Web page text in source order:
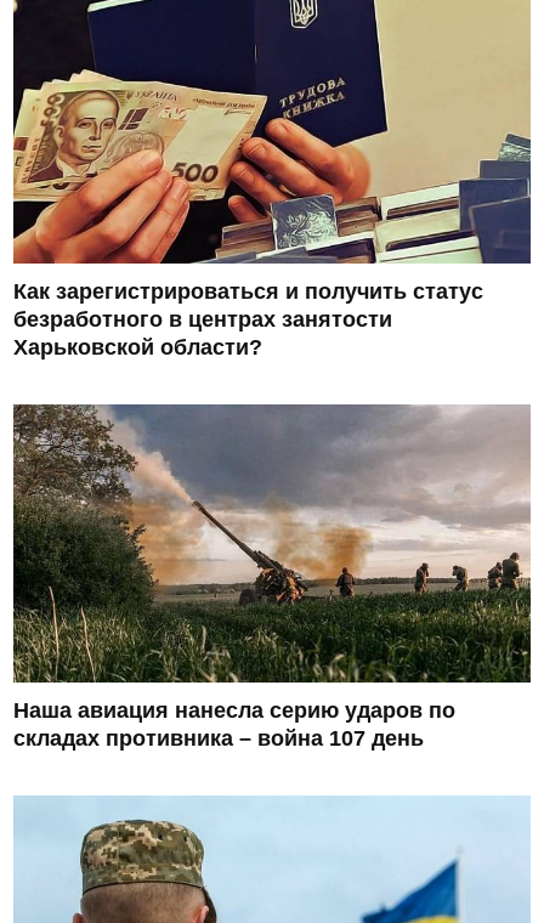
Как зарегистрироваться и получить статус
безработного в центрах занятости
Харьковской области?
Наша авиация нанесла серию ударов по
складах противника – война 107 день